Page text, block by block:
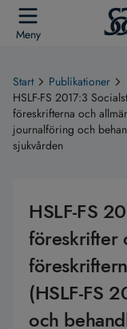
Meny
Start
Publikationer
HSLF-FS 2017:3
föreskrifterna och
journalföring och
sjukvården
HSLF-FS
föreskrifter
(HSLF-FS
och